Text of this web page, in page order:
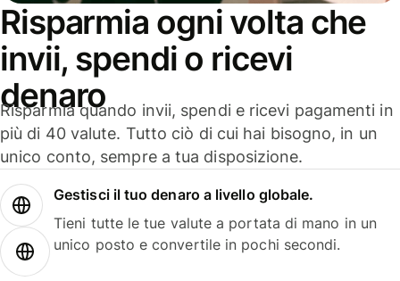
Risparmia ogni volta che
invii, spendi o ricevi
denaro
Risparmia quando invii, spendi e ricevi pagamenti in
più di 40 valute. Tutto ciò di cui hai bisogno, in un
unico conto, sempre a tua disposizione.
Gestisci il tuo denaro a livello globale.
Tieni tutte le tue valute a portata di mano in un
unico posto e convertile in pochi secondi.